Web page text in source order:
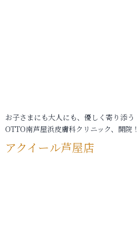
お子さまにも大人にも、優しく寄り添う
OTTO南芦屋浜皮膚科クリニック、開院！
アクイール芦屋店